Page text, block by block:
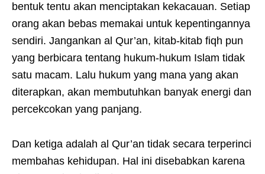
bentuk tentu akan menciptakan kekacauan. Setiap
orang akan bebas memakai untuk kepentingannya
sendiri. Jangankan al Qur’an, kitab-kitab fiqh pun
yang berbicara tentang hukum-hukum Islam tidak
satu macam. Lalu hukum yang mana yang akan
diterapkan, akan membutuhkan banyak energi dan
percekcokan yang panjang.
Dan ketiga adalah al Qur’an tidak secara terperinci
membahas kehidupan. Hal ini disebabkan karena